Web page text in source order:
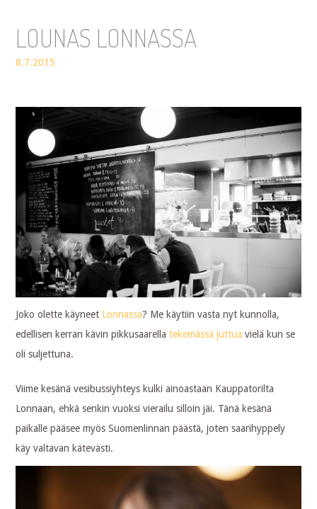
LOUNAS LONNASSA
8.7.2015
Joko olette käyneet Lonnassa? Me käytiin vasta nyt kunnolla,
edellisen kerran kävin pikkusaarellatekemässä juttua vielä kun se
oli suljettuna.
Viime kesänä vesibussiyhteys kulki ainoastaan Kauppatorilta
Lonnaan, ehkä senkin vuoksi vierailu silloin jäi. Tänä kesänä
paikalle pääsee myös Suomenlinnan päästä, joten saarihyppely
käy valtavan kätevästi.